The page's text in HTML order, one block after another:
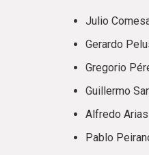
Julio
Gerardo
Gregorio
Guillermo
Alfredo Arias
Pablo